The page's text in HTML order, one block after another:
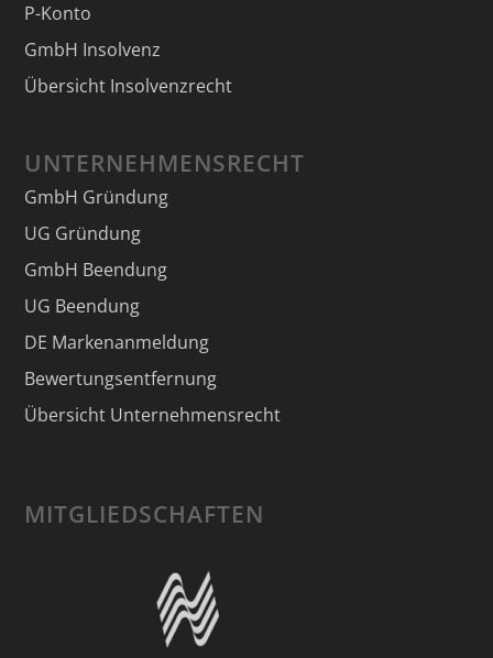
P-Konto
GmbH Insolvenz
Übersicht Insolvenzrecht
UNTERNEHMENSRECHT
GmbH Gründung
UG Gründung
GmbH Beendung
UG Beendung
DE Markenanmeldung
Bewertungsentfernung
Übersicht Unternehmensrecht
MITGLIEDSCHAFTEN